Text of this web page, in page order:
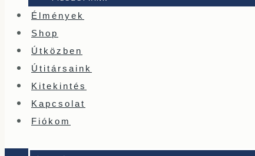
Élmények
Shop
Útközben
Útitársaink
Kitekintés
Kapcsolat
Fiókom